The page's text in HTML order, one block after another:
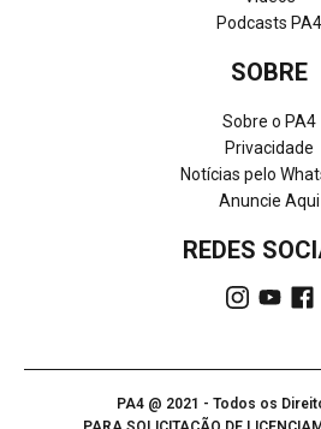
Podcasts PA4
SOBRE
Sobre o PA4
Privacidade
Notícias pelo
Anuncie Aqui
REDES
PA4 @ 2021 - Todos os